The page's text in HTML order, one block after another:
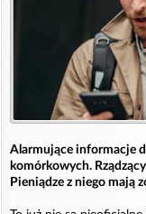
Alarmujące informacje
komórkowych.
Pieniądze z niego mają